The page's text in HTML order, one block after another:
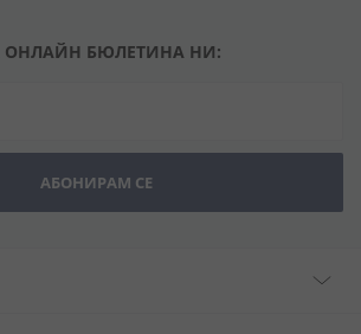
ОНЛАЙН БЮЛЕТИНА НИ:
АБОНИРАМ СЕ